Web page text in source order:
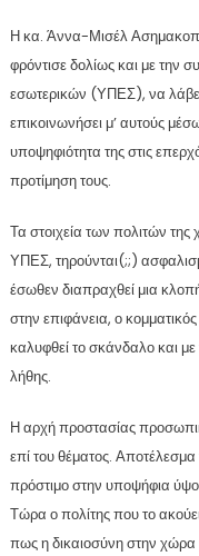
Η κα. Άννα-Μισέλ
φρόντισε δολίως και με την
εσωτερικών (ΥΠΕΣ), να
επικοινωνήσει μ’ αυτούς
υποψηφιότητα της στις
προτίμηση τους.
Τα στοιχεία των πολιτών
ΥΠΕΣ, τηρούνται(;;)
έσωθεν διαπραχθεί μια
στην επιφάνεια, ο
καλυφθεί το σκάνδαλο και
λήθης.
Η αρχή προστασίας
επί του θέματος. Αποτέλεσμα
πρόστιμο στην υποψήφια
Τώρα ο πολίτης που το
πως η δικαιοσύνη στην χώρα